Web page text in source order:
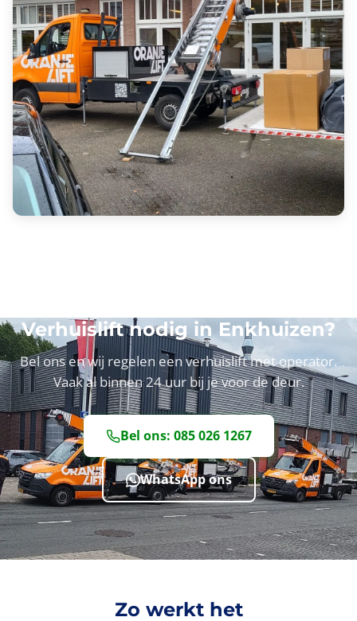
Verhuislift nodig in Enkhuizen?
Bel ons en wij regelen een verhuislift met operator.
Vaak al binnen 24 uur bij je voor de deur.
Bel ons: 085 026 1267
WhatsApp ons
Zo werkt het